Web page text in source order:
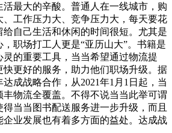
最大的辛酸。普通人在一线城市，购
、工作压力大、竞争压力大，每天要花
自己生活和休闲的时间很短。尤其是
职场打工人更是“亚历山大”。书籍是
的重要工具，当当希望通过物流提
快更好的服务，助力他们职场升级。据
成战略合作，从2021年1月1日起，当
物流全覆盖。不得不说当当此举可谓
当当图书配送服务进一步升级，而且
企业发展也有着多方面的益处。达成战